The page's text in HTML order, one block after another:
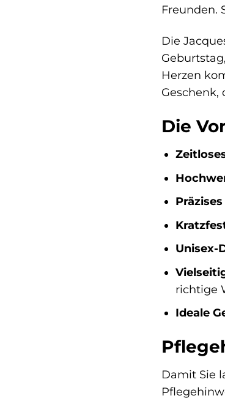
Freunden.
Die
Herzen
Geschenk,
Die
Unisex-
richtige
Ideale
Damit Sie